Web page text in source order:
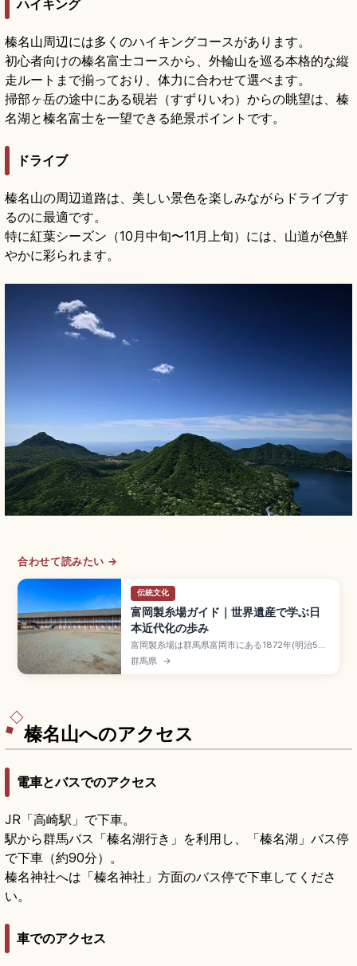
ハイキング
榛名山周辺には多くのハイキングコースがあります。
初心者向けの榛名富士コースから、外輪山を巡る本格的な縦
走ルートまで揃っており、体力に合わせて選べます。
掃部ヶ岳の途中にある硯岩（すずりいわ）からの眺望は、榛
名湖と榛名富士を一望できる絶景ポイントです。
ドライブ
榛名山の周辺道路は、美しい景色を楽しみながらドライブす
るのに最適です。
特に紅葉シーズン（10月中旬〜11月上旬）には、山道が色鮮
やかに彩られます。
合わせて読みたい →
伝統文化
富岡製糸場ガイド｜世界遺産で学ぶ日
本近代化の歩み
富岡製糸場は群馬県富岡市にある1872年(明治5年)
設立の官営器械製糸工場で、フランス人技術者ポ
ール・ブリュナの指導で建設された日本近代化の
群馬県 →
榛名山へのアクセス
電車とバスでのアクセス
JR「高崎駅」で下車。
駅から群馬バス「榛名湖行き」を利用し、「榛名湖」バス停
で下車（約90分）。
榛名神社へは「榛名神社」方面のバス停で下車してくださ
い。
車でのアクセス